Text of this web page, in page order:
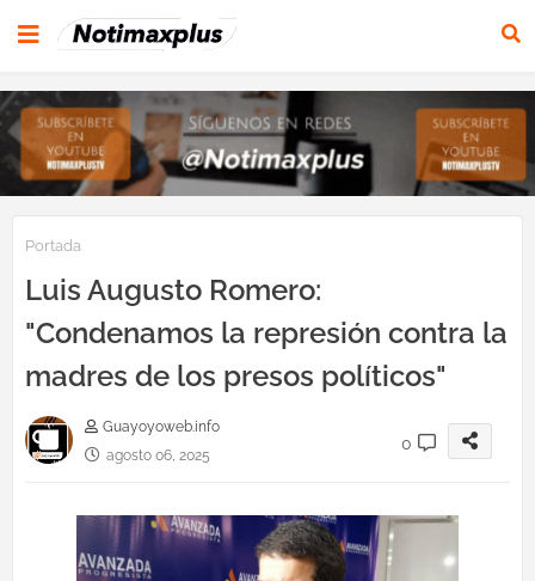
Portada
Luis Augusto Romero:
"Condenamos la represión contra la
madres de los presos políticos"
Guayoyoweb.info
agosto 06, 2025
0